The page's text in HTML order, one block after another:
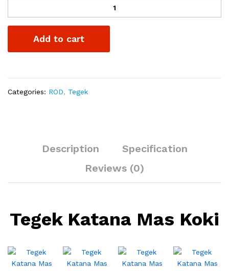
Mas
Koki
quantityAdd to cart
Categories: ROD, Tegek
Description
Specification
Reviews (0)
Tegek Katana Mas Koki